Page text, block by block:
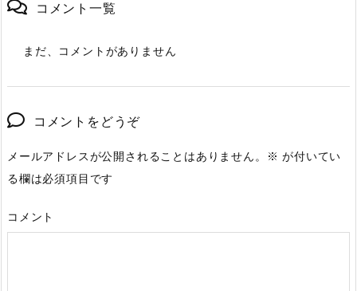
コメント一覧
まだ、コメントがありません
コメントをどうぞ
メールアドレスが公開されることはありません。 ※ が付いてい
る欄は必須項目です
コメント